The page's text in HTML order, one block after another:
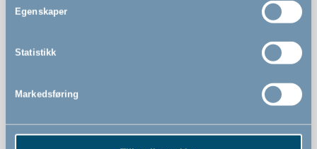
Egenskaper
Statistikk
Markedsføring